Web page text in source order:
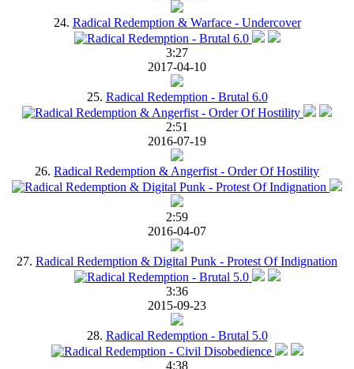
24. Radical Redemption & Warface - Undercover
3:27
2017-04-10
25. Radical Redemption - Brutal 6.0
2:51
2016-07-19
26. Radical Redemption & Angerfist - Order Of Hostility
2:59
2016-04-07
27. Radical Redemption & Digital Punk - Protest Of Indignation
3:36
2015-09-23
28. Radical Redemption - Brutal 5.0
4:38